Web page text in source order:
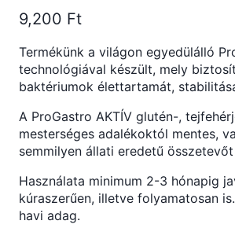
9,200 Ft
Termékünk a világon egyedülálló
technológiával készült, mely
baktériumok élettartamát,
A ProGastro AKTÍV glutén-,
mesterséges adalékoktól mentes,
semmilyen állati eredetű
Használata minimum 2-3 hónapig
kúraszerűen, illetve folyamatosan
havi adag.